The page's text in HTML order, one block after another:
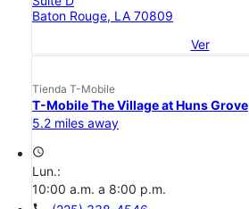
Baton Rouge, LA 70809
Ver
Tienda T-Mobile
T-Mobile The Village at Huns Grove
5.2 miles away
access_time
Lun.:
10:00 a.m. a 8:00 p.m.